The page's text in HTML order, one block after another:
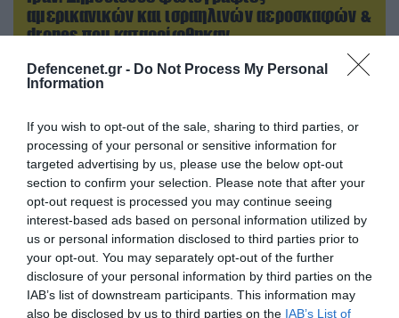
Defencenet.gr - Do Not Process My Personal
Information
If you wish to opt-out of the sale, sharing to third parties, or
processing of your personal or sensitive information for
targeted advertising by us, please use the below opt-out
section to confirm your selection. Please note that after your
opt-out request is processed you may continue seeing
interest-based ads based on personal information utilized by
us or personal information disclosed to third parties prior to
your opt-out. You may separately opt-out of the further
disclosure of your personal information by third parties on the
IAB’s list of downstream participants. This information may
also be disclosed by us to third parties on the IAB’s List of
αμερικανικών και ισραηλινών αεροσκαφών &
drones που καταρρίφθηκαν
08.08.2026 | 13:02